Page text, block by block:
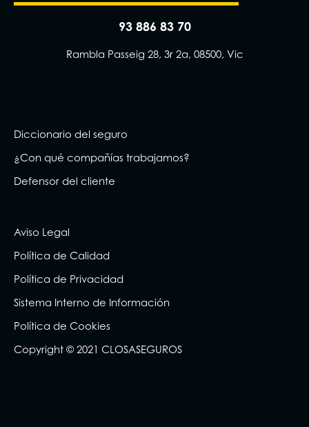
93 886 83 70
Rambla Passeig 28, 3r 2a, 08500, Vic
Diccionario del seguro
¿Con qué compañías trabajamos?
Defensor del cliente
Aviso Legal
Política de Calidad
Política de Privacidad
Sistema Interno de Información
Política de Cookies
Copyright © 2021 CLOSASEGUROS